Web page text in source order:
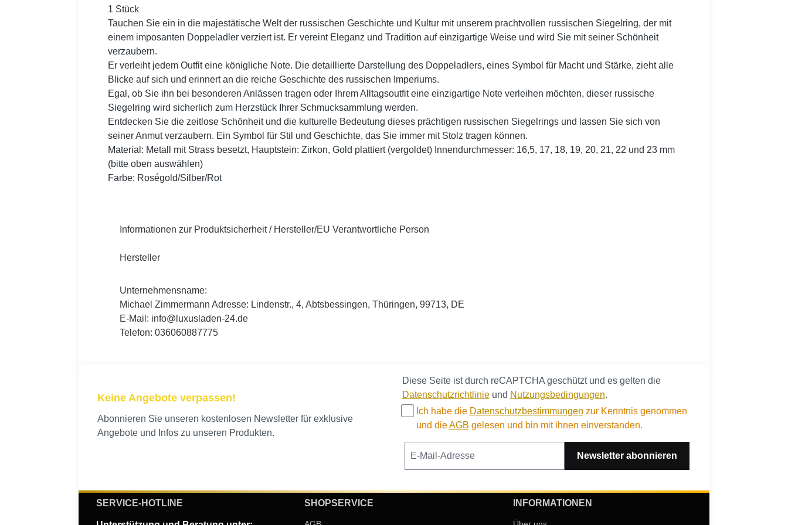
1 Stück
Tauchen Sie ein in die majestätische Welt der russischen Geschichte und Kultur mit unserem prachtvollen russischen Siegelring, der mit
einem imposanten Doppeladler verziert ist. Er vereint Eleganz und Tradition auf einzigartige Weise und wird Sie mit seiner Schönheit
verzaubern.
Er verleiht jedem Outfit eine königliche Note. Die detaillierte Darstellung des Doppeladlers, eines Symbol für Macht und Stärke, zieht alle
Blicke auf sich und erinnert an die reiche Geschichte des russischen Imperiums.
Egal, ob Sie ihn bei besonderen Anlässen tragen oder Ihrem Alltagsoutfit eine einzigartige Note verleihen möchten, dieser russische
Siegelring wird sicherlich zum Herzstück Ihrer Schmucksammlung werden.
Entdecken Sie die zeitlose Schönheit und die kulturelle Bedeutung dieses prächtigen russischen Siegelrings und lassen Sie sich von
seiner Anmut verzaubern. Ein Symbol für Stil und Geschichte, das Sie immer mit Stolz tragen können.
Material: Metall mit Strass besetzt, Hauptstein: Zirkon, Gold plattiert (vergoldet) Innendurchmesser: 16,5, 17, 18, 19, 20, 21, 22 und 23 mm
(bitte oben auswählen)
Farbe: Roségold/Silber/Rot
Informationen zur Produktsicherheit / Hersteller/EU Verantwortliche Person
Hersteller
Unternehmensname:
Michael Zimmermann Adresse: Lindenstr., 4, Abtsbessingen, Thüringen, 99713, DE
E-Mail: info@luxusladen-24.de
Telefon: 036060887775
Keine Angebote verpassen!
Abonnieren Sie unseren kostenlosen Newsletter für exklusive
Angebote und Infos zu unseren Produkten.
Diese Seite ist durch reCAPTCHA geschützt und es gelten die
Datenschutzrichtlinieund Nutzungsbedingungen.
Ich habe die Datenschutzbestimmungen zur Kenntnis genommen
und dieAGB gelesen und bin mit ihnen einverstanden.
Newsletter abonnieren
SERVICE-HOTLINE SHOPSERVICE INFORMATIONEN